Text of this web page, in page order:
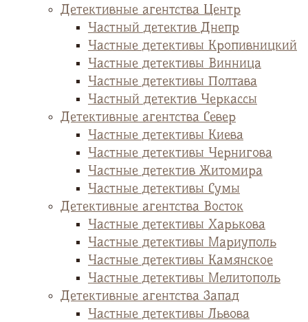
Детективные агентства Центр
Частный детектив Днепр
Частные детективы Кропивницкий
Частные детективы Винница
Частные детективы Полтава
Частный детектив Черкассы
Детективные агентства Север
Частные детективы Киева
Частные детективы Чернигова
Частные детектив Житомира
Частные детективы Сумы
Детективные агентства Восток
Частные детективы Харькова
Частные детективы Мариуполь
Частные детективы Камянское
Частные детективы Мелитополь
Детективные агентства Запад
Частные детективы Львова